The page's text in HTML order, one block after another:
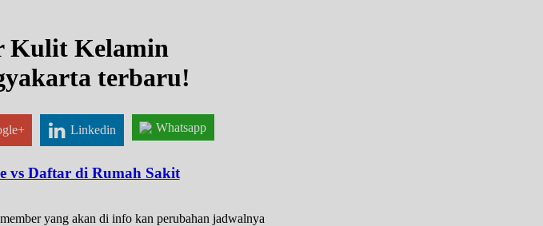
Kulit Kelamin
terbaru!
Linkedin Whatsapp
vs Daftar di Rumah Sakit
yang akan di info kan perubahan jadwalnya